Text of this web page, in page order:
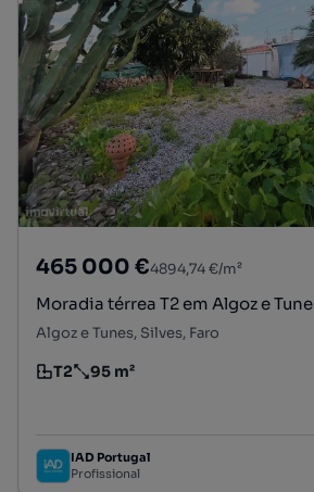
465 000 €4894,74 €/m²
Moradia térrea T2 em Algoz e
Algoz e Tunes, Silves, Faro
Tipologia
T2
Preço por metro quadrado
95 m²
IAD Portugal
Profissional